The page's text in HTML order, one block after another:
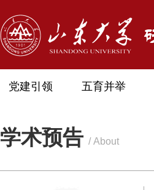
党建引领 五育并举
学术预告 / About